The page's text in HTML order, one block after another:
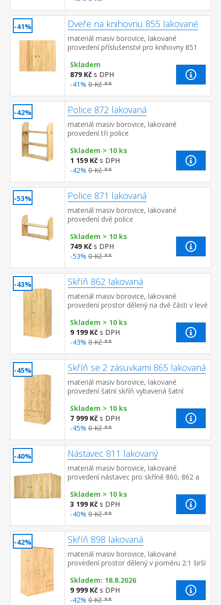
-41% Dveře na knihovnu 855 lakované
materiál masiv borovice, lakované
provedení příslušenství pro knihovny 851
Skladem
879 Kč s DPH
-41% 0 Kč **
-42% Police 872 lakovaná
materiál masiv borovice, lakované
provedení tři police
Skladem > 10 ks
1 159 Kč s DPH
-42% 0 Kč **
-53% Police 871 lakovaná
materiál masiv borovice, lakované
provedení dvě police
Skladem > 10 ks
749 Kč s DPH
-53% 0 Kč **
-43% Skříň 862 lakovaná
materiál masiv borovice, lakované
provedení prostor dělený na dvě části v levé
variabilních p...
Skladem > 10 ks
9 199 Kč s DPH
-43% 0 Kč **
-45% Skříň se 2 zásuvkami 865 lakovaná
materiál masiv borovice, lakované
provedení šatní skříň vybavená šatní
pojezdy doporučený nástavec 8...
Skladem > 10 ks
7 999 Kč s DPH
-45% 0 Kč **
-40% Nástavec 811 lakovaný
materiál masiv borovice, lakované
provedení nástavec pro skříně 860, 862 a
Skladem > 10 ks
3 199 Kč s DPH
-40% 0 Kč **
-42% Skříň 898 lakovaná
materiál masiv borovice, lakované
provedení prostor dělený v poměru 2:1 širší
police, 2 zásu...
Skladem: 18.8.2026
9 999 Kč s DPH
-42% 0 Kč **